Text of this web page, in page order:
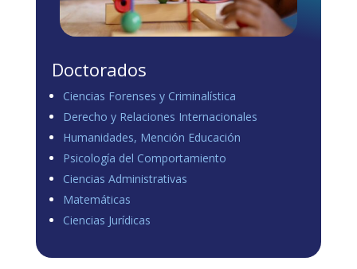
Load more
Doctorados
Ciencias Forenses y Criminalística
Derecho y Relaciones Internacionales
Humanidades, Mención Educación
Psicología del Comportamiento
Ciencias Administrativas
Matemáticas
Ciencias Jurídicas